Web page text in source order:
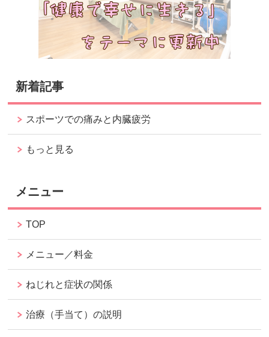
新着記事
スポーツでの痛みと内臓疲労
もっと見る
メニュー
TOP
メニュー／料金
ねじれと症状の関係
治療（手当て）の説明